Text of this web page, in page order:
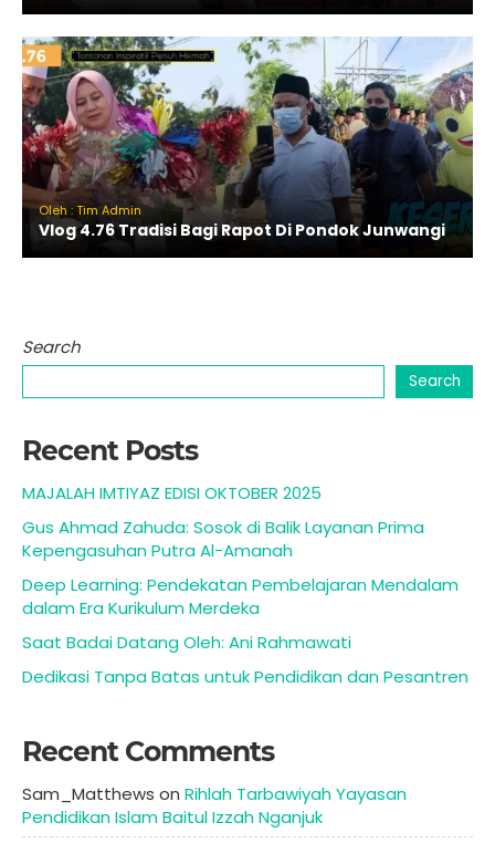
Oleh : Tim Admin
Vlog 4.76 Tradisi Bagi Rapot Di Pondok Junwangi
Search
Search
Recent Posts
MAJALAH IMTIYAZ EDISI OKTOBER 2025
Gus Ahmad Zahuda: Sosok di Balik Layanan Prima
Kepengasuhan Putra Al-Amanah
Deep Learning: Pendekatan Pembelajaran Mendalam
dalam Era Kurikulum Merdeka
Saat Badai Datang Oleh: Ani Rahmawati
Dedikasi Tanpa Batas untuk Pendidikan dan Pesantren
Recent Comments
Sam_Matthews on Rihlah Tarbawiyah Yayasan
Pendidikan Islam Baitul Izzah Nganjuk